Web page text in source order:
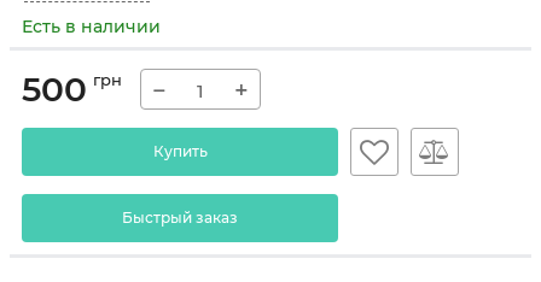
Есть в наличии
500 грн − +
Купить
Быстрый заказ